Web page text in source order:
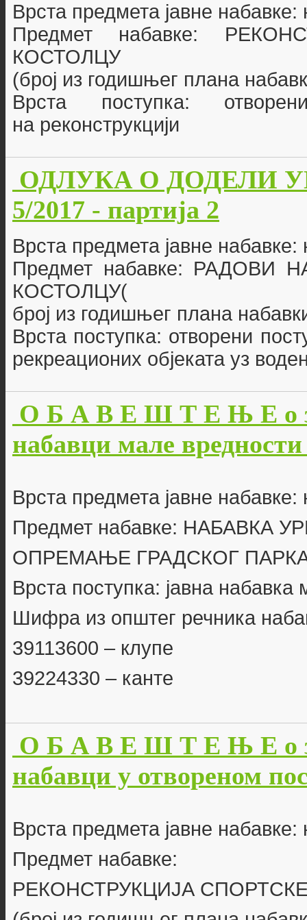
Врста предмета јавне
Предмет набавке:
КОСТОЛЦУ
(број из годишњег плана
Врста поступка:
на реконструкцији
ОДЛУКА О ДОДЕЛИ
5/2017 - партија 2
Врста предмета јавне
Предмет набавке:
КОСТОЛЦУ(
број из годишњег плана
Врста поступка: отворени
рекреационих објеката уз
О Б А В Е Ш Т Е Њ Е о
набавци мале
Врста предмета јавне
Предмет набавке: НАБАВКА
ОПРЕМАЊЕ ГРАДСКОГ
Врста поступка: јавна набавка
Шифра из општег речника
39113600 – клупе
39224330 – канте
О Б А В Е Ш Т Е Њ Е о
набавци у отвореном
Врста предмета јавне
Предмет набавке:
РЕКОНСТРУКЦИЈА